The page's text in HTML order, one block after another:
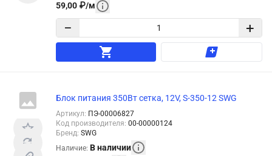
59,00 ₽/м
− +
Блок питания 350Вт сетка, 12V, S-350-12 SWG
Артикул: ПЭ-00006827
Код производителя: 00-00000124
Бренд: SWG
Наличие: В наличии